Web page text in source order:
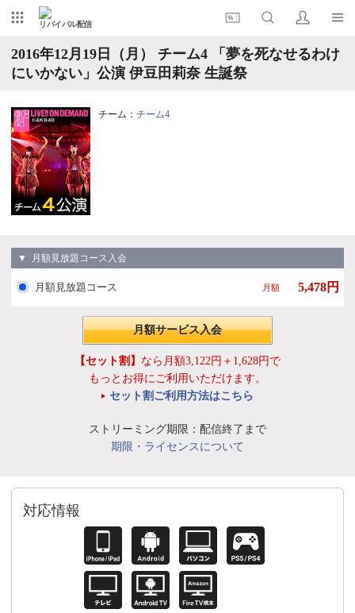
リバイバル配信
2016年12月19日（月） チーム4 「夢を死なせるわけ
にいかない」公演 伊豆田莉奈 生誕祭
チーム： チーム4
▼ 月額見放題コース入会
月額見放題コース 月額 5,478円
月額サービス入会
【セット割】 なら月額3,122円＋1,628円で
もっとお得にご利用いただけます。
セット割ご利用方法はこちら
ストリーミング期限：配信終了まで
期限・ライセンスについて
対応情報